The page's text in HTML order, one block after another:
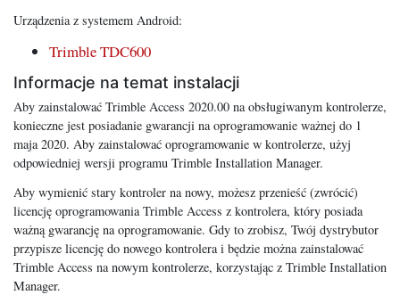
Urządzenia z systemem Android:
Trimble TDC600
Informacje na temat instalacji
Aby zainstalować Trimble Access 2020.00 na obsługiwanym kontrolerze,
konieczne jest posiadanie gwarancji na oprogramowanie ważnej do 1
maja 2020. Aby zainstalować oprogramowanie w kontrolerze, użyj
odpowiedniej wersji programu Trimble Installation Manager.
Aby wymienić stary kontroler na nowy, możesz przenieść (zwrócić)
licencję oprogramowania Trimble Access z kontrolera, który posiada
ważną gwarancję na oprogramowanie. Gdy to zrobisz, Twój dystrybutor
przypisze licencję do nowego kontrolera i będzie można zainstalować
Trimble Access na nowym kontrolerze, korzystając z Trimble Installation
Manager.